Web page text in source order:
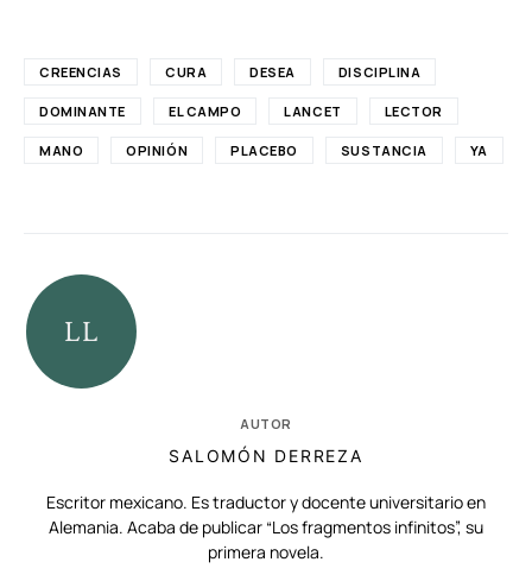
CREENCIAS CURA DESEA DISCIPLINA
DOMINANTE EL CAMPO LANCET LECTOR
MANO OPINIÓN PLACEBO SUSTANCIA YA
AUTOR
SALOMÓN DERREZA
Escritor mexicano. Es traductor y docente universitario en
Alemania. Acaba de publicar “Los fragmentos infinitos”, su
primera novela.